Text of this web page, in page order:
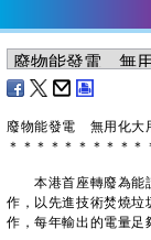
廢物能發電 無用化大
＊ ＊ ＊ ＊ ＊ ＊ ＊ ＊ ＊ ＊
本港首座轉廢為能
作，以先進技術焚燒垃
作，每年輸出的電量足